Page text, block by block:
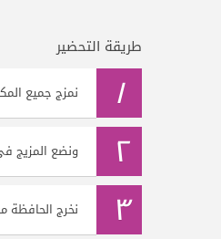
طريقة التحضير
١ نمزج جميع
٢ ونضع المزيج
٣ نخرج الحافظة